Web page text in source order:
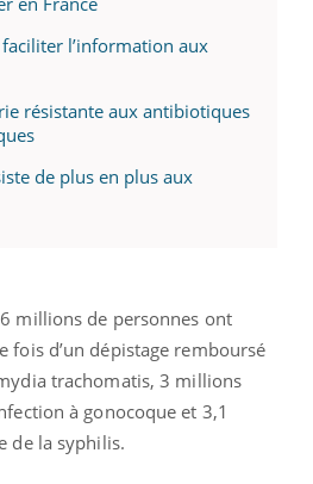
faciliter l’information aux
résistante aux antibiotiques
de plus en plus aux
millions de personnes ont
fois d’un dépistage remboursé
trachomatis, 3 millions
à gonocoque et 3,1
de la syphilis.